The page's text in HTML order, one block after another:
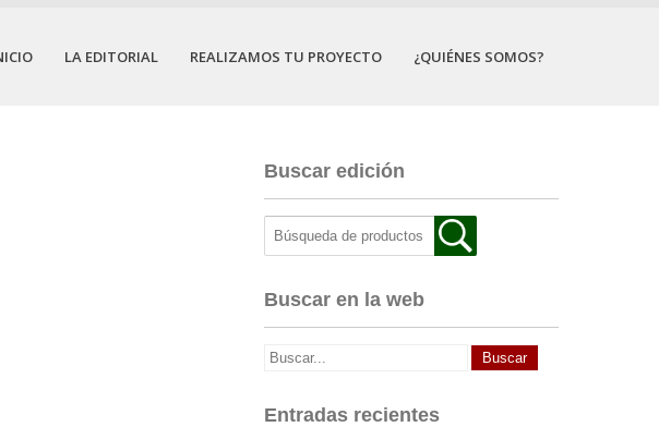
LA EDITORIAL REALIZAMOS TU PROYECTO ¿QUIÉNES SOMOS?
Buscar edición
Buscar en la web
Entradas recientes